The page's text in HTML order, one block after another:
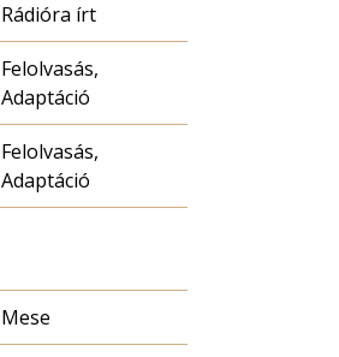
Rádióra írt
Felolvasás,
Adaptáció
Felolvasás,
Adaptáció
Mese